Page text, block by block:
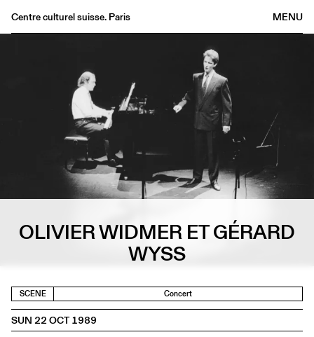
MENU
Centre culturel suisse. Paris
FR/EN
OLIVIER WIDMER ET GÉRARD
WYSS
SCENE Concert
SUN 22 OCT 1989